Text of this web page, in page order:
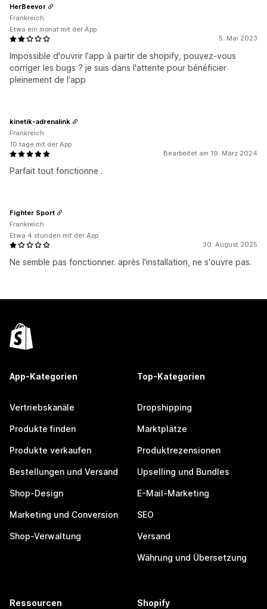
5. Mai 2023
Impossible d'ouvrir l'app à partir de shopify, pouvez-vous
corriger les bugs ? je suis dans l'attente pour bénéficier
pleinement de l'app
HerBeevor
Frankreich
Etwa ein monat mit der App
Bearbeitet am 19. März 2024
Parfait tout fonctionne .
kinetik-adrenalink
Frankreich
10 tage mit der App
30. August 2025
Ne semble pas fonctionner. après l'installation, ne s'ouvre pas.
Fighter Sport
Frankreich
Etwa 4 stunden mit der App
App-Kategorien
Vertriebskanäle
Produkte finden
Produkte verkaufen
Bestellungen und Versand
Shop-Design
Marketing und Conversion
Shop-Verwaltung
Top-Kategorien
Dropshipping
Marktplätze
Produktrezensionen
Upselling und Bundles
E-Mail-Marketing
SEO
Versand
Währung und Übersetzung
Ressourcen Shopify